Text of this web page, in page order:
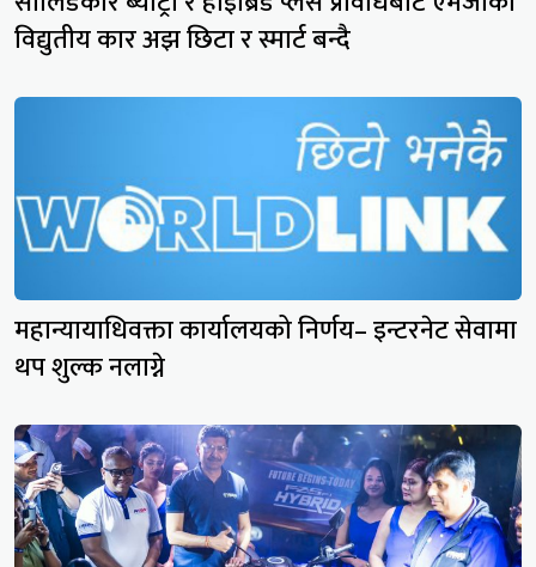
विद्युतीय कार अझ छिटा र स्मार्ट बन्दै
महान्यायाधिवक्ता कार्यालयको निर्णय– इन्टरनेट सेवामा
थप शुल्क नलाग्ने